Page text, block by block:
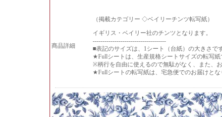
商品詳細
（掲載カテゴリー ◇ベイリーチンツ転写紙）
イギリス・ベイリー社のチンツとなります。
-------------------------------------
■表記のサイズは、1シート（台紙）の大きさで
★Fullシートは、生産規格シートサイズの転写紙
※柄行を自由に使えるので無駄がなく、また、
★Fullシートの転写紙は、宅急便でのお届けと